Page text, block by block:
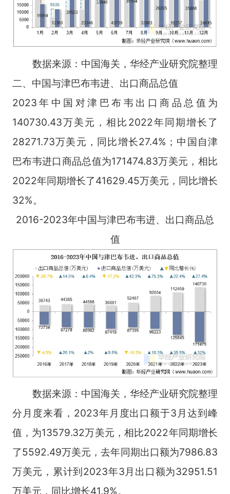
数据来源：中国海关，华经产业研究院整理
二、中国与津巴布韦进、出口商品总值
2023年中国对津巴布韦出口商品总值为
140730.43万美元，相比2022年同期增长了
28271.73万美元，同比增长27.4%；中国自津
巴布韦进口商品总值为171474.83万美元，相比
2022年同期增长了41629.45万美元，同比增长
32%。
2016-2023年中国与津巴布韦进、出口商品总
值
数据来源：中国海关，华经产业研究院整理
分月度来看，2023年月度出口额于3月达到峰
值，为13579.32万美元，相比2022年同期增长
了5592.49万美元，去年同期出口额为7986.83
万美元，累计到2023年3月出口额为32951.51
万美元，同比增长41.9%。